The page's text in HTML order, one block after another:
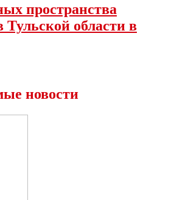
пространства
Тульской области в
новости